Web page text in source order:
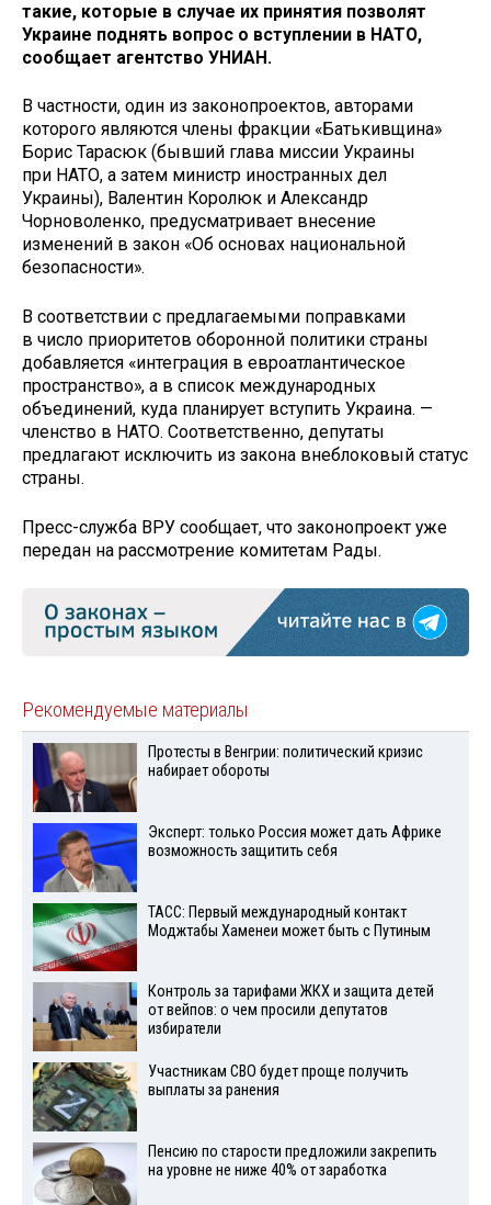
такие, которые в случае их принятия позволят
Украине поднять вопрос о вступлении в НАТО,
сообщает агентство УНИАН.
В частности, один из законопроектов, авторами
которого являются члены фракции «Батькивщина»
Борис Тарасюк (бывший глава миссии Украины
при НАТО, а затем министр иностранных дел
Украины), Валентин Королюк и Александр
Чорноволенко, предусматривает внесение
изменений в закон «Об основах национальной
безопасности».
В соответствии с предлагаемыми поправками
в число приоритетов оборонной политики страны
добавляется «интеграция в евроатлантическое
пространство», а в список международных
объединений, куда планирует вступить Украина. —
членство в НАТО. Соответственно, депутаты
предлагают исключить из закона внеблоковый статус
страны.
Пресс-служба ВРУ сообщает, что законопроект уже
передан на рассмотрение комитетам Рады.
Рекомендуемые материалы
Протесты в Венгрии: политический кризис
набирает обороты
Эксперт: только Россия может дать Африке
возможность защитить себя
ТАСС: Первый международный контакт
Моджтабы Хаменеи может быть с Путиным
Контроль за тарифами ЖКХ и защита детей
от вейпов: о чем просили депутатов
избиратели
Участникам СВО будет проще получить
выплаты за ранения
Пенсию по старости предложили закрепить
на уровне не ниже 40% от заработка